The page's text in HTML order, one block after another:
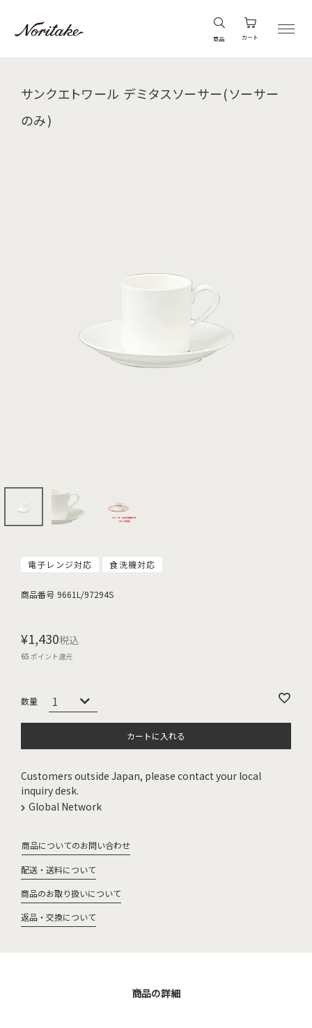
商品 カート
サンクエトワール デミタスソーサー(ソーサー
のみ)
電子レンジ対応 食洗機対応
商品番号 9661L/97294S
¥1,430税込
65ポイント還元
カートに入れる
Customers outside Japan, please contact your local
inquiry desk.
Global Network
商品についてのお問い合わせ
配送・送料について
商品のお取り扱いについて
返品・交換について
商品の詳細